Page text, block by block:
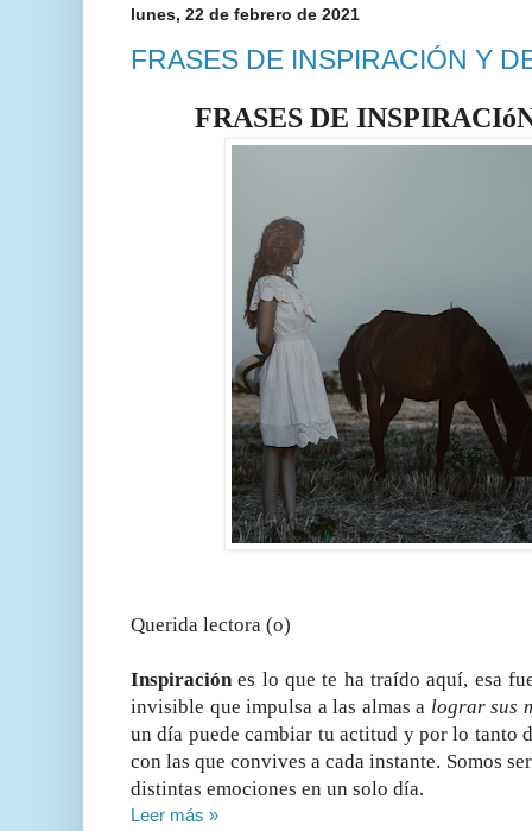
lunes, 22 de febrero de 2021
FRASES DE INSPIRACIÓN Y
FRASES DE
Querida lectora (o)
Inspiraciónes lo que te ha traído aquí, esa
invisible que impulsa a las almas a lograr sus
un día puede cambiar tu actitud y por lo
con las que convives a cada instante. Somos
distintas emociones en un solo día.
Leer más »